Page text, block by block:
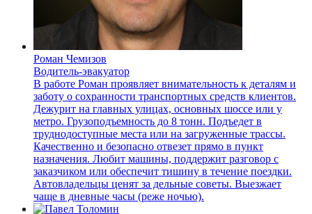
Роман Чемизов
Водитель-эвакуатор
В работе Роман проявляет внимательность к деталям и
заботу о сохранности транспортных средств клиентов.
Дежурит на главных улицах, основных шоссе или у
метро. Грузоподъемность до 8 тонн. Подъедет в
труднодоступные места или на загруженные трассы.
Качественно и безопасно отвезет прямо в пункт
назначения. Любит машины, поддержит разговор с
заказчиком или обеспечит тишину в течение поездки.
Автовладельцы ценят за дельные советы. Выезжает
чаще в дневные часы (реже ночью).